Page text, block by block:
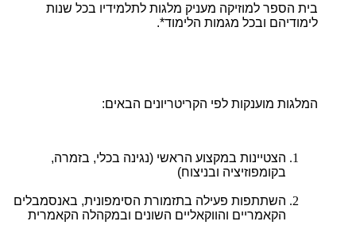
בית הספר למוזיקה מעניק מלגות לתלמידיו בכל שנות
לימודיהם ובכל מגמות הלימוד*.
המלגות מוענקות לפי הקריטריונים הבאים:
הצטיינות במקצוע הראשי (נגינה בכלי, בזמרה,
בקומפוזיציה ובניצוח)
השתתפות פעילה בתזמורת הסימפונית, באנסמבלים
הקאמריים והווקאליים השונים ובמקהלה הקאמרית